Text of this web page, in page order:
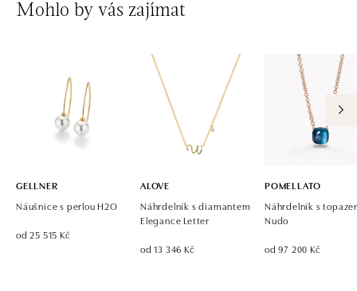
Mohlo by vás zajímat
GELLNER
Náušnice s perlou H2O
od 25 515 Kč
ALOVE
Náhrdelník s diamantem
Elegance Letter
od 13 346 Kč
POMELLATO
Náhrdelník s
Nudo
od 97 200 Kč